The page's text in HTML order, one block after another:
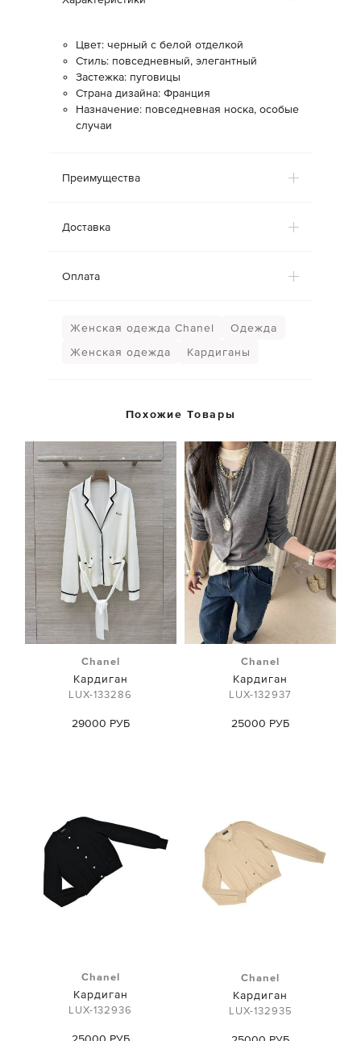
Цвет: черный с белой отделкой
Стиль: повседневный, элегантный
Застежка: пуговицы
Страна дизайна: Франция
Назначение: повседневная носка, особые
случаи
Преимущества
Доставка
Оплата
Женская одежда Chanel
Одежда
Женская одежда
Кардиганы
Похожие Товары
Chanel
Кардиган
LUX-133286
29000 РУБ
Chanel
Кардиган
LUX-132937
25000 РУБ
Chanel
Кардиган
LUX-132936
25000 РУБ
Chanel
Кардиган
LUX-132935